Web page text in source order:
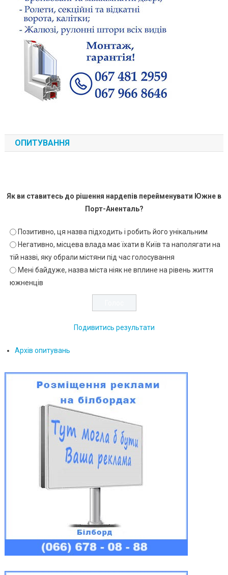
ОПИТУВАННЯ
Як ви ставитесь до рішення нардепів перейменувати Южне в
Порт-Аненталь?
Позитивно, ця назва підходить і робить його унікальним
Негативно, місцева влада має їхати в Київ та наполягати на
тій назві, яку обрали містяни під час голосування
Мені байдуже, назва міста ніяк не вплине на рівень життя
южненців
Подивитись результати
Архів опитувань